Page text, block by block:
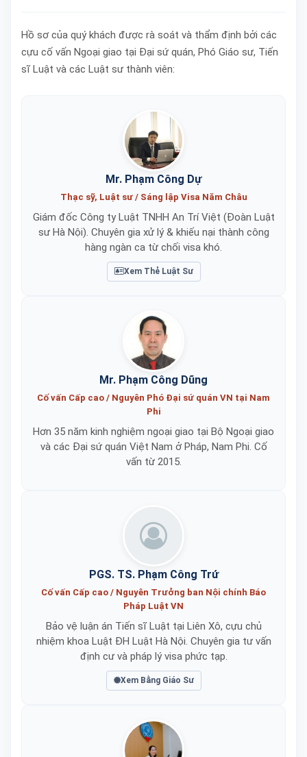
Hồ sơ của quý khách được rà soát và thẩm định bởi các
cựu cố vấn Ngoại giao tại Đại sứ quán, Phó Giáo sư, Tiến
sĩ Luật và các Luật sư thành viên:
Mr. Phạm Công Dự
Thạc sỹ, Luật sư / Sáng lập Visa Năm Châu
Giám đốc Công ty Luật TNHH An Trí Việt (Đoàn Luật
sư Hà Nội). Chuyên gia xử lý & khiếu nại thành công
hàng ngàn ca từ chối visa khó.
Xem Thẻ Luật Sư
Mr. Phạm Công Dũng
Cố vấn Cấp cao / Nguyên Phó Đại sứ quán VN tại Nam
Phi
Hơn 35 năm kinh nghiệm ngoại giao tại Bộ Ngoại giao
và các Đại sứ quán Việt Nam ở Pháp, Nam Phi. Cố
vấn từ 2015.
PGS. TS. Phạm Công Trứ
Cố vấn Cấp cao / Nguyên Trưởng ban Nội chính Báo
Pháp Luật VN
Bảo vệ luận án Tiến sĩ Luật tại Liên Xô, cựu chủ
nhiệm khoa Luật ĐH Luật Hà Nội. Chuyên gia tư vấn
định cư và pháp lý visa phức tạp.
Xem Bằng Giáo Sư